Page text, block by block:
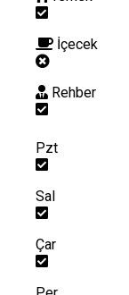
İçecek
Rehber
Pzt
Sal
Çar